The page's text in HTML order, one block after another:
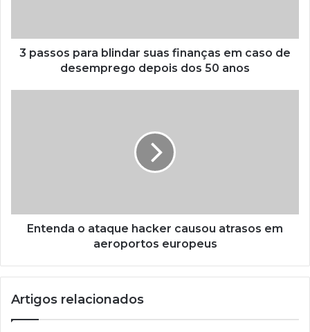
3 passos para blindar suas finanças em caso de
desemprego depois dos 50 anos
Entenda o ataque hacker causou atrasos em
aeroportos europeus
Artigos relacionados